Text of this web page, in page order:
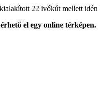
22 ivókút mellett idén
el egy online térképen.